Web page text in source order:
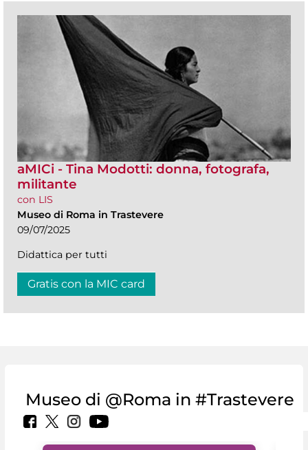
aMICi - Tina Modotti: donna, fotografa,
militante
con LIS
Museo di Roma in Trastevere
09/07/2025
Didattica per tutti
Gratis con la MIC card
Museo di @Roma in #Trastevere